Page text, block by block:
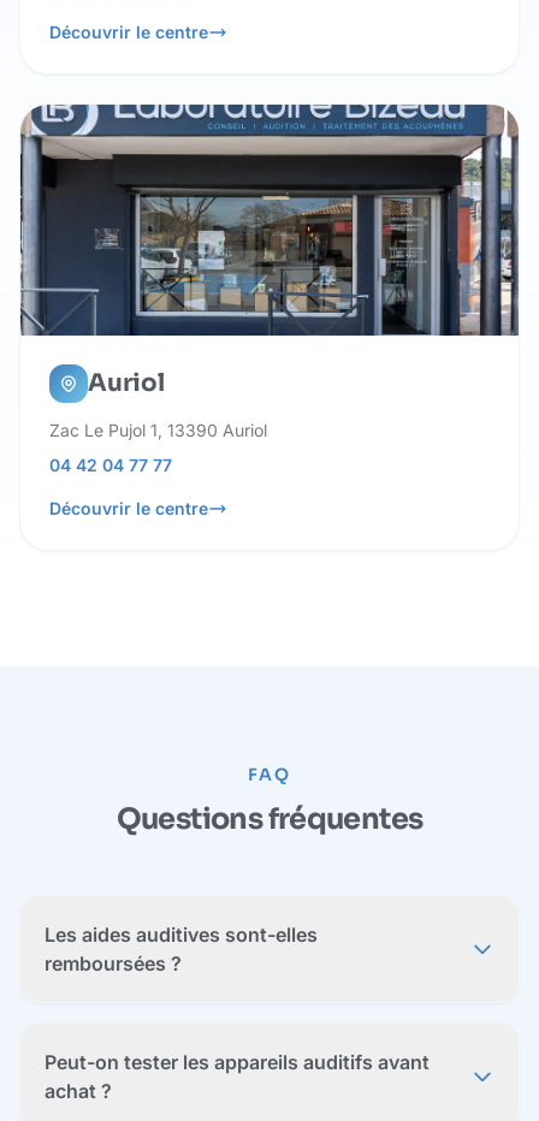
Découvrir le centre
Auriol
Zac Le Pujol 1, 13390 Auriol
04 42 04 77 77
Découvrir le centre
FAQ
Questions fréquentes
Les aides auditives sont-elles
remboursées ?
Peut-on tester les appareils auditifs avant
achat ?